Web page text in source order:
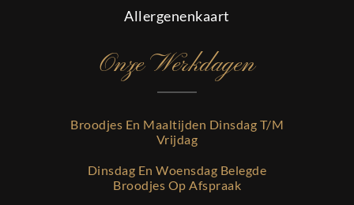
Allergenenkaart
Onze Werkdagen
Broodjes En Maaltijden Dinsdag T/m
Vrijdag
Dinsdag En Woensdag Belegde
Broodjes Op Afspraak